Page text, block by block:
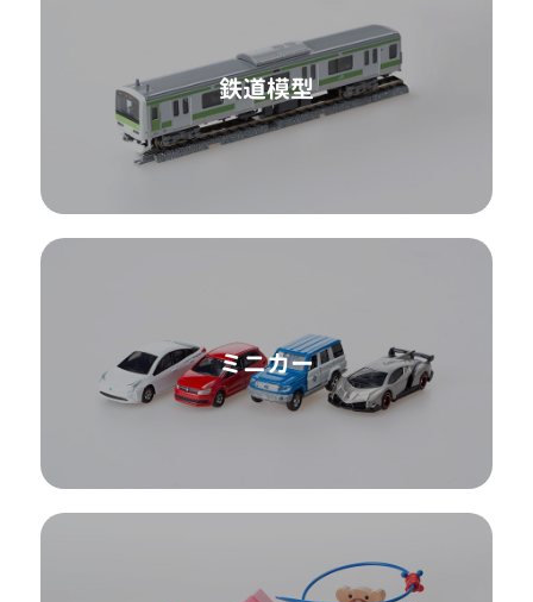
鉄道模型
ミニカー